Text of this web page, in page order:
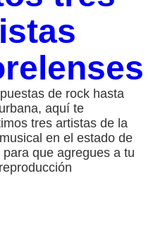
de rock hasta
aquí te
tres artistas de la
en el estado de
para que agregues a tu